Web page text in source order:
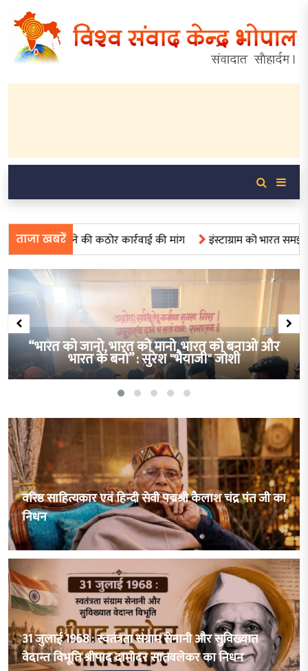
ताजा खबरें
ने की कठोर कार्रवाई की मांग इंस्टाग्राम को भारत समझने की भूल
कलियासोत पहाड़ी पर पूर्व छात्रों ने रोपे 1100 पौधे
वरिष्ठ साहित्यकार एवं हिन्दी सेवी पद्मश्री कैलाश चंद्र पंत जी का
निधन
31 जुलाई 1968 : स्वतंत्रता संग्राम सेनानी और सुविख्यात
वेदान्त विभूति श्रीपाद दामोदर सातवलेकर का निधन